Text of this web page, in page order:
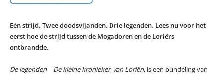
Eén strijd. Twee doodsvijanden. Drie legenden. Lees nu voor het
eerst hoe de strijd tussen de Mogadoren en de Loriërs
ontbrandde.
De legenden – De kleine kronieken van Loriën, is een bundeling van